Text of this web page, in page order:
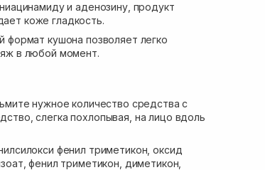
и аденозину, продукт
коже гладкость.
формат кушона позволяет легко
в любой момент.
нужное количество средства с
слегка похлопывая, на лицо вдоль
фенил триметикон, оксид
фенил триметикон, диметикон,